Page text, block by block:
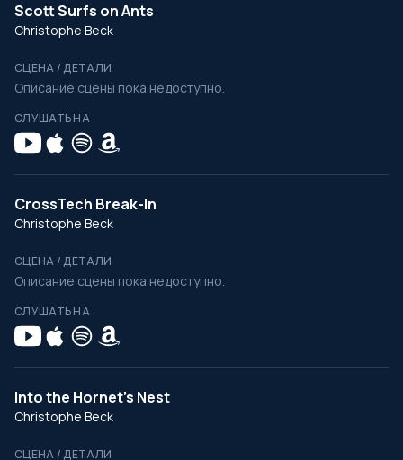
Scott Surfs on Ants
Christophe Beck
СЦЕНА / ДЕТАЛИ
Описание сцены пока недоступно.
СЛУШАТЬ НА
CrossTech Break-In
Christophe Beck
СЦЕНА / ДЕТАЛИ
Описание сцены пока недоступно.
СЛУШАТЬ НА
Into the Hornet's Nest
Christophe Beck
СЦЕНА / ДЕТАЛИ